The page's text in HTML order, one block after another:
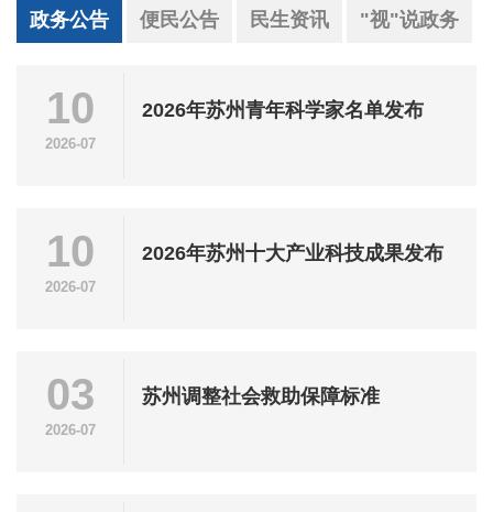
政务公告 便民公告 民生资讯 "视"说政务
10
2026-07
2026年苏州青年科学家名单发布
10
2026-07
2026年苏州十大产业科技成果发布
03
2026-07
苏州调整社会救助保障标准